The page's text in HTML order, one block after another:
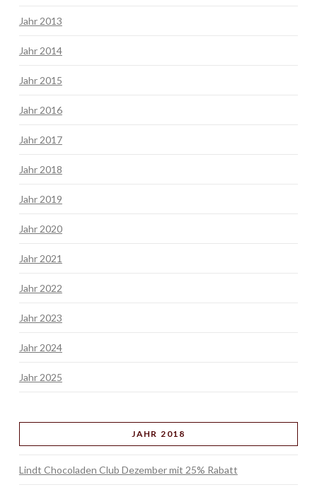
Jahr 2013
Jahr 2014
Jahr 2015
Jahr 2016
Jahr 2017
Jahr 2018
Jahr 2019
Jahr 2020
Jahr 2021
Jahr 2022
Jahr 2023
Jahr 2024
Jahr 2025
JAHR 2018
Lindt Chocoladen Club Dezember mit 25% Rabatt